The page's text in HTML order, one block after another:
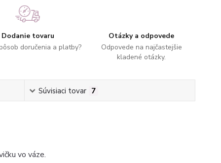
Dodanie tovaru
doručenia a platby?
Otázky a odpovede
Odpovede na najčastejšie
kladené otázky.
Súvisiaci tovar 7
vo váze.